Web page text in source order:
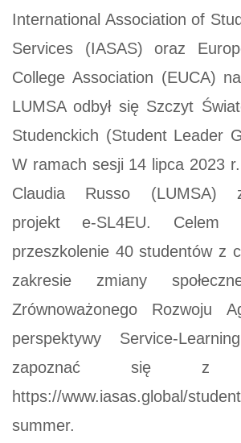
International Association of
Services (IASAS) oraz
College Association (EUCA)
LUMSA odbył się Szczyt
Studenckich (Student Leader
W ramach sesji 14 lipca 2023
Claudia Russo (LUMSA)
projekt e-SL4EU. Celem
przeszkolenie 40 studentów z
zakresie zmiany
Zrównoważonego Rozwoju
perspektywy Service-
zapoznać się z
https://www.iasas.global/
summer.